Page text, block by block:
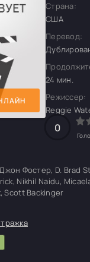
Страна:
США
Перевод:
24 мин.
Режиссер:
Reggie
0
Фостер, D. Brad
Nikhil Naidu,
Scott Backinger